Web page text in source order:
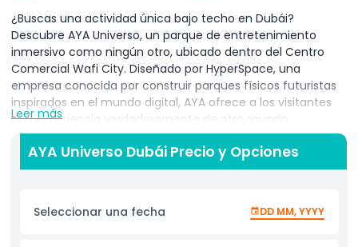
¿Buscas una actividad única bajo techo en Dubái?
Descubre AYA Universo, un parque de entretenimiento
inmersivo como ningún otro, ubicado dentro del Centro
Comercial Wafi City. Diseñado por HyperSpace, una
empresa conocida por construir parques físicos futuristas
inspirados en el mundo digital, AYA ofrece a los visitantes
una experiencia verdaderamente de otro mundo.
Distribuido en 12 zonas espaciales interactivas, AYA invita a
los huéspedes a explorar un mundo de luces, sonido y
movimiento. Cada zona está diseñada para transportarte a
luminosos hasta observar las estrellas en cúpulas futuristas,
e incluso cruzar un puente infinito suspendido sobre un río
Leer más
AYA Universo Dubái Precio y Opciones
Seleccionar una fecha DD MM, YYYY